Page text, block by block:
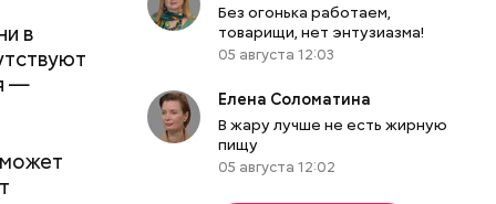
в
—
Без огонька работаем,
товарищи, нет энтузиазма!
05 августа 12:03
Елена Соломатина
В жару лучше не есть жирную
пищу
05 августа 12:02